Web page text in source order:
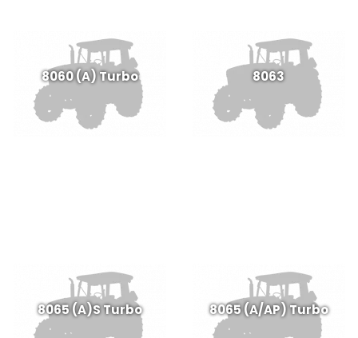
8060 (A) Turbo 8063
8065 (A)S Turbo 8065 (A/AP) Turbo